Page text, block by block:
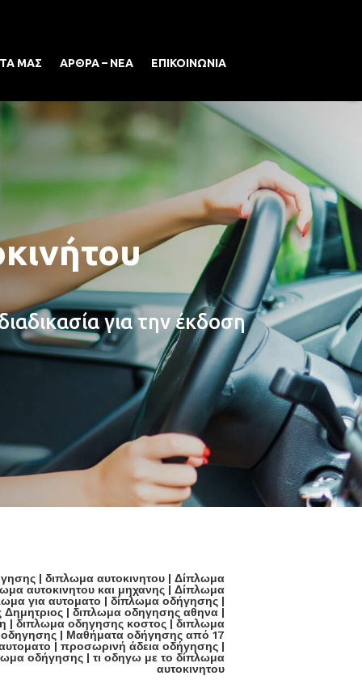
ΜΑΣ ΑΡΘΡΑ – ΝΕΑ ΕΠΙΚΟΙΝΩΝΙΑ
για την έκδοση
| διπλωμα αυτοκινητου| Δίπλωμα
αυτοκινητου και μηχανης| Δίπλωμα
για αυτοματο | δίπλωμα οδήγησης|
Δημητριος| διπλωμα οδηγησης αθηνα|
| διπλωμα οδηγησης κοστος| διπλωμα
| Μαθήματα οδήγησης από 17
| προσωρινή άδεια οδήγησης|
οδήγησης| τι οδηγω με το δίπλωμα
αυτοκινητου